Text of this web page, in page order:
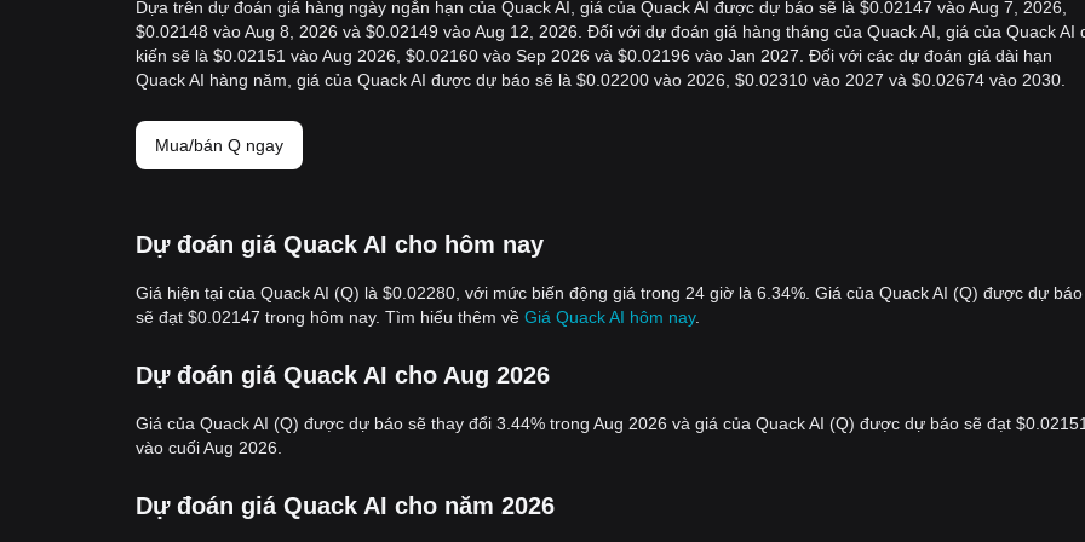
Dựa trên dự đoán giá hàng ngày ngắn hạn của Quack AI, giá của Quack AI được dự báo sẽ là $0.02147 vào Aug 7, 2026,
$0.02148 vào Aug 8, 2026 và $0.02149 vào Aug 12, 2026. Đối với dự đoán giá hàng tháng của Quack AI, giá của Quack AI
kiến sẽ là $0.02151 vào Aug 2026, $0.02160 vào Sep 2026 và $0.02196 vào Jan 2027. Đối với các dự đoán giá dài hạn
Quack AI hàng năm, giá của Quack AI được dự báo sẽ là $0.02200 vào 2026, $0.02310 vào 2027 và $0.02674 vào 2030.
Mua/bán Q ngay
Dự đoán giá Quack AI cho hôm nay
Giá hiện tại của Quack AI (Q) là $0.02280, với mức biến động giá trong 24 giờ là 6.34%. Giá của Quack AI (Q) được dự báo
sẽ đạt $0.02147 trong hôm nay. Tìm hiểu thêm về Giá Quack AI hôm nay.
Dự đoán giá Quack AI cho Aug 2026
Giá của Quack AI (Q) được dự báo sẽ thay đổi 3.44% trong Aug 2026 và giá của Quack AI (Q) được dự báo sẽ đạt
vào cuối Aug 2026.
Dự đoán giá Quack AI cho năm 2026